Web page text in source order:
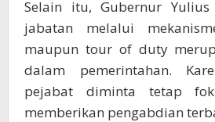
Selain itu, Gubernur
jabatan melalui
maupun tour of duty
dalam pemerintahan.
pejabat diminta tetap
memberikan pengabdian